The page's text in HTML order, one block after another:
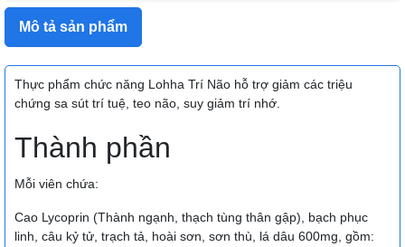
Mô tả sản phẩm
Thực phẩm chức năng Lohha Trí Não hỗ trợ giảm các triệu
chứng sa sút trí tuệ, teo não, suy giảm trí nhớ.
Thành phần
Mỗi viên chứa:
Cao Lycoprin (Thành ngạnh, thạch tùng thân gập), bạch phục
linh, câu kỷ tử, trạch tả, hoài sơn, sơn thù, lá dâu 600mg, gồm: